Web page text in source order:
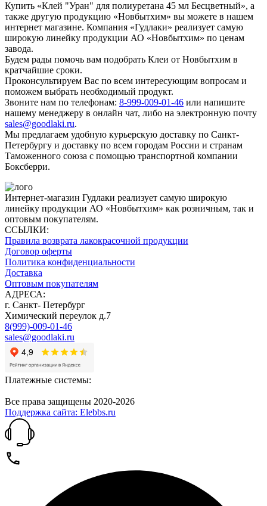
Купить «Клей "Уран" для полиуретана 45 мл Бесцветный», а
также другую продукцию «Новбытхим» вы можете в нашем
интернет магазине. Компания «Гудлаки» реализует самую
широкую линейку продукции АО «Новбытхим» по ценам
завода.
Будем рады помочь вам подобрать Клеи от Новбытхим в
кратчайшие сроки.
Проконсультируем Вас по всем интересующим вопросам и
поможем выбрать необходимый продукт.
Звоните нам по телефонам: 8-999-009-01-46 или напишите
нашему менеджеру в онлайн чат, либо на электронную почту
sales@goodlaki.ru.
Мы предлагаем удобную курьерскую доставку по Санкт-
Петербургу и доставку по всем городам России и странам
Таможенного союза с помощью транспортной компании
Боксберри.
Интернет-магазин Гудлаки реализует самую широкую
линейку продукции АО «Новбытхим» как розничным, так и
оптовым покупателям.
ССЫЛКИ:
Правила возврата лакокрасочной продукции
Договор оферты
Политика конфиденциальности
Доставка
Оптовым покупателям
АДРЕСА:
г. Санкт- Петербург
Химический переулок д.7
8(999)-009-01-46
sales@goodlaki.ru
Платежные системы:
Все права защищены 2020-2026
Поддержка сайта: Elebbs.ru